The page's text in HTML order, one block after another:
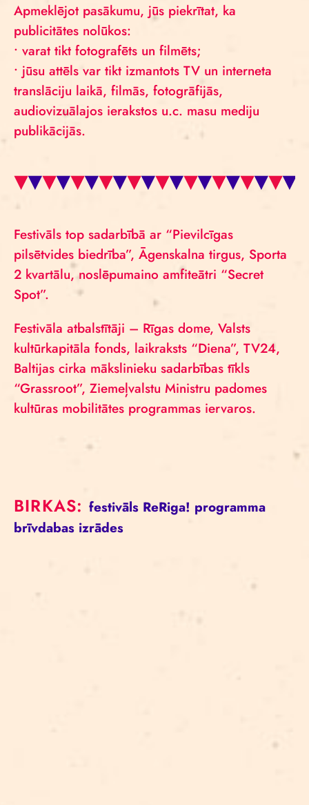
Apmeklējot pasākumu, jūs piekrītat, ka
publicitātes nolūkos:
• varat tikt fotografēts un filmēts;
• jūsu attēls var tikt izmantots TV un interneta
translāciju laikā, filmās, fotogrāfijās,
audiovizuālajos ierakstos u.c. masu mediju
publikācijās.
Festivāls top sadarbībā ar “Pievilcīgas
pilsētvides biedrība”, Āgenskalna tirgus, Sporta
2 kvartālu, noslēpumaino amfiteātri “Secret
Spot”.
Festivāla atbalstītāji – Rīgas dome, Valsts
kultūrkapitāla fonds, laikraksts “Diena”, TV24,
Baltijas cirka mākslinieku sadarbības tīkls
“Grassroot”, Ziemeļvalstu Ministru padomes
kultūras mobilitātes programmas iervaros.
BIRKAS: festivāls ReRiga! programma
brīvdabas izrādes